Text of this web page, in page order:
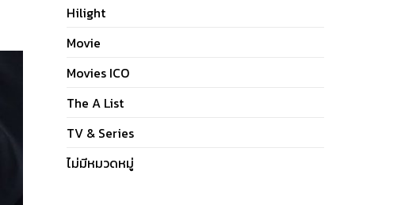
Hilight
Movie
Movies ICO
The A List
TV & Series
ไม่มีหมวดหมู่